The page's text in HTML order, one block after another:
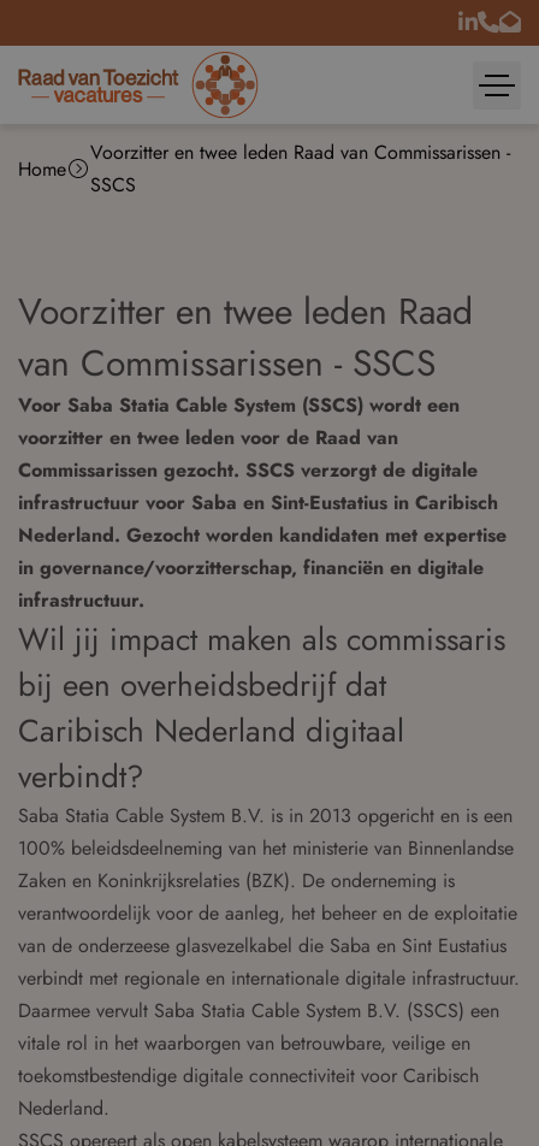
Home
Voorzitter en twee leden Raad van Commissarissen -
SSCS
Voorzitter en twee leden Raad
van Commissarissen - SSCS
Voor Saba Statia Cable System (SSCS) wordt een
voorzitter en twee leden voor de Raad van
Commissarissen gezocht. SSCS verzorgt de digitale
infrastructuur voor Saba en Sint-Eustatius in Caribisch
Nederland. Gezocht worden kandidaten met expertise
in governance/voorzitterschap, financiën en digitale
infrastructuur.
Wil jij impact maken als commissaris
bij een overheidsbedrijf dat
Caribisch Nederland digitaal
verbindt?
Saba Statia Cable System B.V. is in 2013 opgericht en is een
100% beleidsdeelneming van het ministerie van Binnenlandse
Zaken en Koninkrijksrelaties (BZK). De onderneming is
verantwoordelijk voor de aanleg, het beheer en de exploitatie
van de onderzeese glasvezelkabel die Saba en Sint Eustatius
verbindt met regionale en internationale digitale infrastructuur.
Daarmee vervult Saba Statia Cable System B.V. (SSCS) een
vitale rol in het waarborgen van betrouwbare, veilige en
toekomstbestendige digitale connectiviteit voor Caribisch
Nederland.